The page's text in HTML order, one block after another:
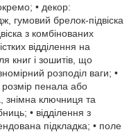
• декор:
гумовий брелок-підвіска
з комбінованих
відділення на
книг і зошитів, що
розподіл ваги; •
пенала або
знімна ключниця та
• відділення з
підкладка; • поле